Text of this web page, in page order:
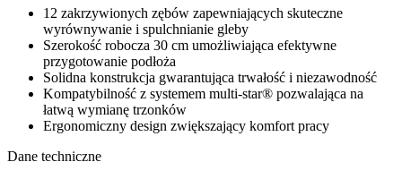
12 zakrzywionych zębów zapewniających skuteczne
wyrównywanie i spulchnianie gleby
Szerokość robocza 30 cm umożliwiająca efektywne
przygotowanie podłoża
Solidna konstrukcja gwarantująca trwałość i niezawodność
Kompatybilność z systemem multi-star® pozwalająca na
łatwą wymianę trzonków
Ergonomiczny design zwiększający komfort pracy
Dane techniczne